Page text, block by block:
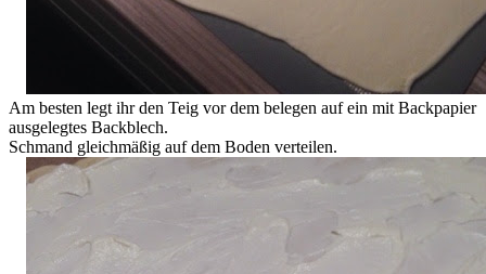
Am besten legt ihr den Teig vor dem belegen auf ein mit Backpapier
ausgelegtes Backblech.
Schmand gleichmäßig auf dem Boden verteilen.